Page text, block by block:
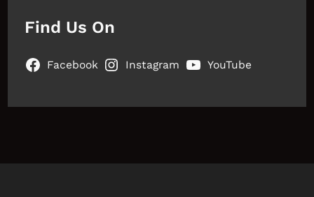
Find Us On
Facebook Instagram YouTube